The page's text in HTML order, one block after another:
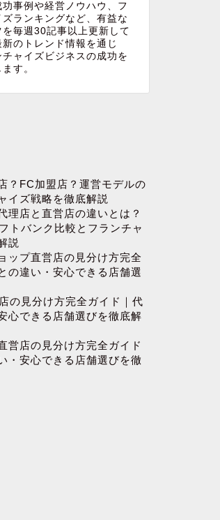
事例や経営ノウハウ、フ
ズランキングなど、有益な
を毎週30記事以上更新して
のトレンド情報を通じ
ャイズビジネスの成功を
す。
？FC加盟店？運営モデルの
イズ戦略を徹底解説
理店と直営店の違いとは？
トバンク比較とフランチャ
説
ップ直営店の見分け方完全
の違い・安心できる店舗選
の見分け方完全ガイド｜代
心できる店舗選びを徹底解
営店の見分け方完全ガイド
・安心できる店舗選びを徹